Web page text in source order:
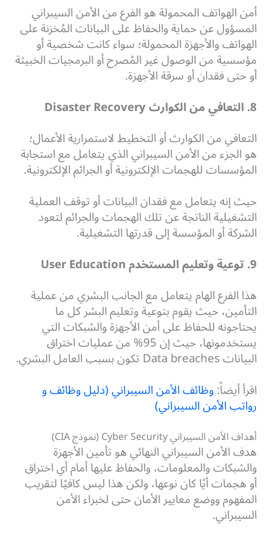
أمن الهواتف المحمولة هو الفرع من الأمن السيبراني
المسؤول عن حماية والحفاظ على البيانات المُخزنة على
الهواتف والأجهزة المحمولة؛ سواء كانت شخصية أو
مؤسسية من الوصول غير المُصرح أو البرمجيات الخبيثة
أو حتى فقدان أو سرقة الأجهزة.
8. التعافي من الكوارث Disaster Recovery
التعافي من الكوارث أو التخطيط لاستمرارية الأعمال؛
هو الجزء من الأمن السيبراني الذي يتعامل مع استجابة
المؤسسات للهجمات الإلكترونية أو الجرائم الإلكترونية.
حيث إنه يتعامل مع فقدان البيانات أو توقف العملية
التشغيلية الناتجة عن تلك الهجمات والجرائم لتعود
الشركة أو المؤسسة إلى قدرتها التشغيلية.
9. توعية وتعليم المستخدم User Education
هذا الفرع الهام يتعامل مع الجانب البشري من عملية
التأمين، حيث يقوم بتوعية وتعليم البشر كل ما
يحتاجونه للحفاظ على أمن الأجهزة والشبكات التي
يستخدمونها، حيث إن 95% من عمليات اختراق
البيانات Data breaches تكون بسبب العامل البشري.
اقرأ أيضاً:وظائف الأمن السيبراني (دليل وظائف و
رواتب الأمن السيبراني)
أهداف الأمن السيبراني Cyber Security (نموذج CIA)
هدف الأمن السيبراني النهائي هو تأمين الأجهزة
والشبكات والمعلومات، والحفاظ عليها أمام أي اختراق
أو هجمات أيًا كان نوعها، ولكن هذا ليس كافيًا لتقريب
المفهوم ووضع معايير الأمان حتى لخبراء الأمن
السيبراني.